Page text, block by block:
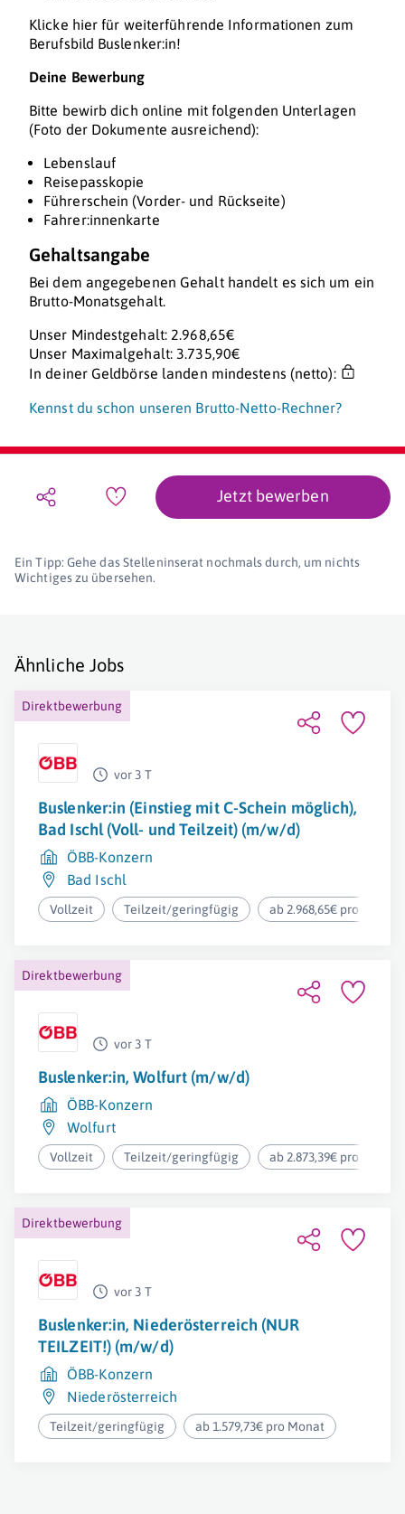
Klicke hier für weiterführende Informationen zum
Berufsbild Buslenker:in!
Deine Bewerbung
Bitte bewirb dich online mit folgenden Unterlagen
(Foto der Dokumente ausreichend):
Lebenslauf
Reisepasskopie
Führerschein (Vorder- und Rückseite)
Fahrer:innenkarte
Gehaltsangabe
Bei dem angegebenen Gehalt handelt es sich um ein
Brutto-Monatsgehalt.
Unser Mindestgehalt: 2.968,65€
Unser Maximalgehalt: 3.735,90€
In deiner Geldbörse landen mindestens (netto):
Kennst du schon unseren Brutto-Netto-Rechner?
Jetzt bewerben
Ein Tipp: Gehe das Stelleninserat nochmals durch, um nichts
Wichtiges zu übersehen.
Ähnliche Jobs
Direktbewerbung
vor 3 T
Buslenker:in (Einstieg mit C-Schein möglich),
Bad Ischl (Voll- und Teilzeit) (m/w/d)
ÖBB-Konzern
Bad Ischl
Vollzeit Teilzeit/geringfügig ab 2.968,65€ pro Monat
Direktbewerbung
vor 3 T
Buslenker:in, Wolfurt (m/w/d)
ÖBB-Konzern
Wolfurt
Vollzeit Teilzeit/geringfügig ab 2.873,39€ pro Monat
Direktbewerbung
vor 3 T
Buslenker:in, Niederösterreich (NUR
TEILZEIT!) (m/w/d)
ÖBB-Konzern
Niederösterreich
Teilzeit/geringfügig ab 1.579,73€ pro Monat